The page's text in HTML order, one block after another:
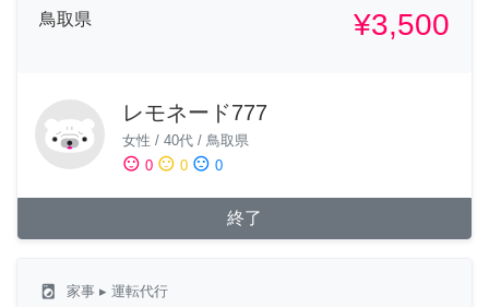
鳥取県
¥3,500
レモネード777
女性 / 40代 / 鳥取県
sentiment_satisfied 0 sentiment_neutral 0 sentiment_dissatisfied 0
終了
local_laundry_service 家事 ▸ 運転代行